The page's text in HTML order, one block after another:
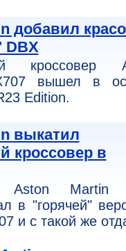
добавил
DBX
кроссовер
вышел в
Edition.
выкатил
кроссовер в
Aston Martin
в "горячей"
и с такой же